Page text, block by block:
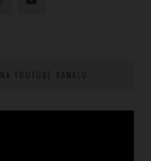
YOUTUBE KANALU